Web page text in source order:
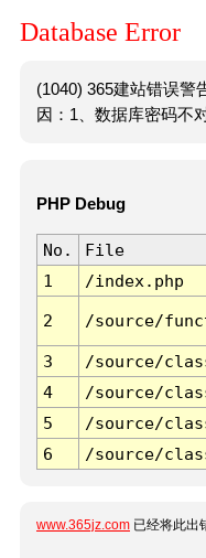
Database Error
(1040) 365建站错误警
因：1、数据库密码不
PHP Debug
No. File
1
/index.php
2 /source/
3 /source/
4
/source/
5
/source/
6
/source/
www.365jz.com 已经将此出